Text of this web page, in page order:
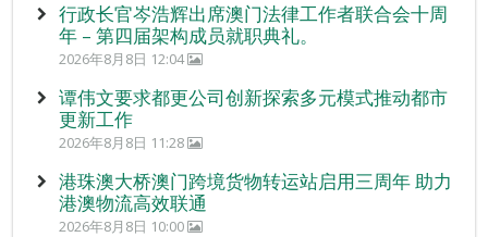
行政长官岑浩辉出席澳门法律工作者联合会十周
年 – 第四届架构成员就职典礼。
2026年8月8日 12:04
谭伟文要求都更公司创新探索多元模式推动都市
更新工作
2026年8月8日 11:28
港珠澳大桥澳门跨境货物转运站启用三周年 助力
港澳物流高效联通
2026年8月8日 10:00